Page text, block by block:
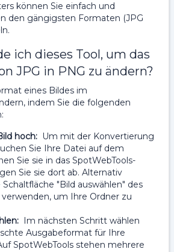
können Sie einfach und
den gängigsten Formaten (JPG
ich dieses Tool, um das
JPG in PNG zu ändern?
eines Bildes im
indem Sie die folgenden
hoch: Um mit der Konvertierung
Sie Ihre Datei auf dem
Sie sie in das SpotWebTools-
Sie sie dort ab. Alternativ
"Bild auswählen" des
um Ihre Ordner zu
Im nächsten Schritt wählen
Ausgabeformat für Ihre
SpotWebTools stehen mehrere